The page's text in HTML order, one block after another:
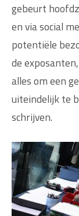
gebeurt
en via social
potentiële
de
alles om een
uiteindelijk te
schrijven.